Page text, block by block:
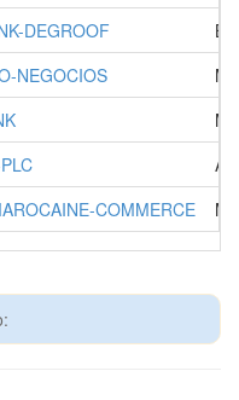
DEGROOF
NEGOCIOS
COMMERCE